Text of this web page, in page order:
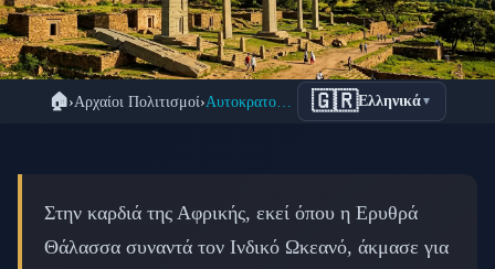
Ακσούμ: Η Μυστηριώδης
Αυτοκρατορία που Κυβέρνησε Τρεις
📅 28 Φεβρουαρίου 2026 ⏱️ 8 λεπτά ανάγνωσης
🏠›Αρχαίοι Πολιτισμοί› 🇬🇷Ελληνικά▼
Στην καρδιά της Αφρικής, εκεί όπου η Ερυθρά
Θάλασσα συναντά τον Ινδικό Ωκεανό, άκμασε για